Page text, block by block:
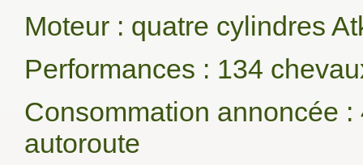
Moteur : quatre cylindres
Performances : 134
Consommation annoncée
autoroute